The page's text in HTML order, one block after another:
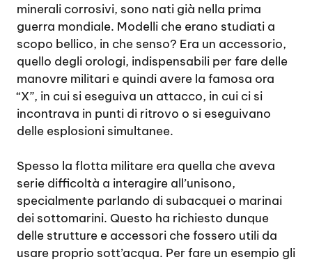
minerali corrosivi, sono nati già nella prima
guerra mondiale. Modelli che erano studiati a
scopo bellico, in che senso? Era un accessorio,
quello degli orologi, indispensabili per fare delle
manovre militari e quindi avere la famosa ora
“X”, in cui si eseguiva un attacco, in cui ci si
incontrava in punti di ritrovo o si eseguivano
delle esplosioni simultanee.
Spesso la flotta militare era quella che aveva
serie difficoltà a interagire all’unisono,
specialmente parlando di subacquei o marinai
dei sottomarini. Questo ha richiesto dunque
delle strutture e accessori che fossero utili da
usare proprio sott’acqua. Per fare un esempio gli